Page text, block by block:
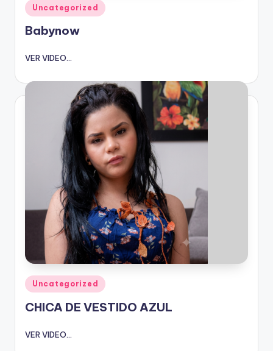
Publicado
en
Uncategorized
Babynow
VER VIDEO...
Publicado
en
Uncategorized
CHICA DE VESTIDO AZUL
VER VIDEO...